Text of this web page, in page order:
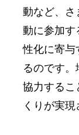
動など、さ
動に参加す
性化に寄与
るのです
協力するこ
くりが実現